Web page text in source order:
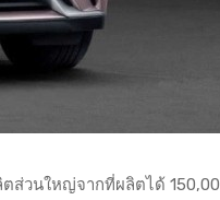
ตส่วนใหญ่จากที่ผลิตได้